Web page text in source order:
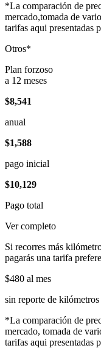
*La comparación de
mercado,tomada de
tarifas aqui presentadas
Otros*
Plan forzoso
a 12 meses
$8,541
anual
$1,588
pago inicial
$10,129
Pago total
Ver completo
Si recorres más
pagarás una tarifa
$480 al mes
sin reporte de kilómetros
*La comparación de
mercado, tomada de
tarifas aqui presentadas